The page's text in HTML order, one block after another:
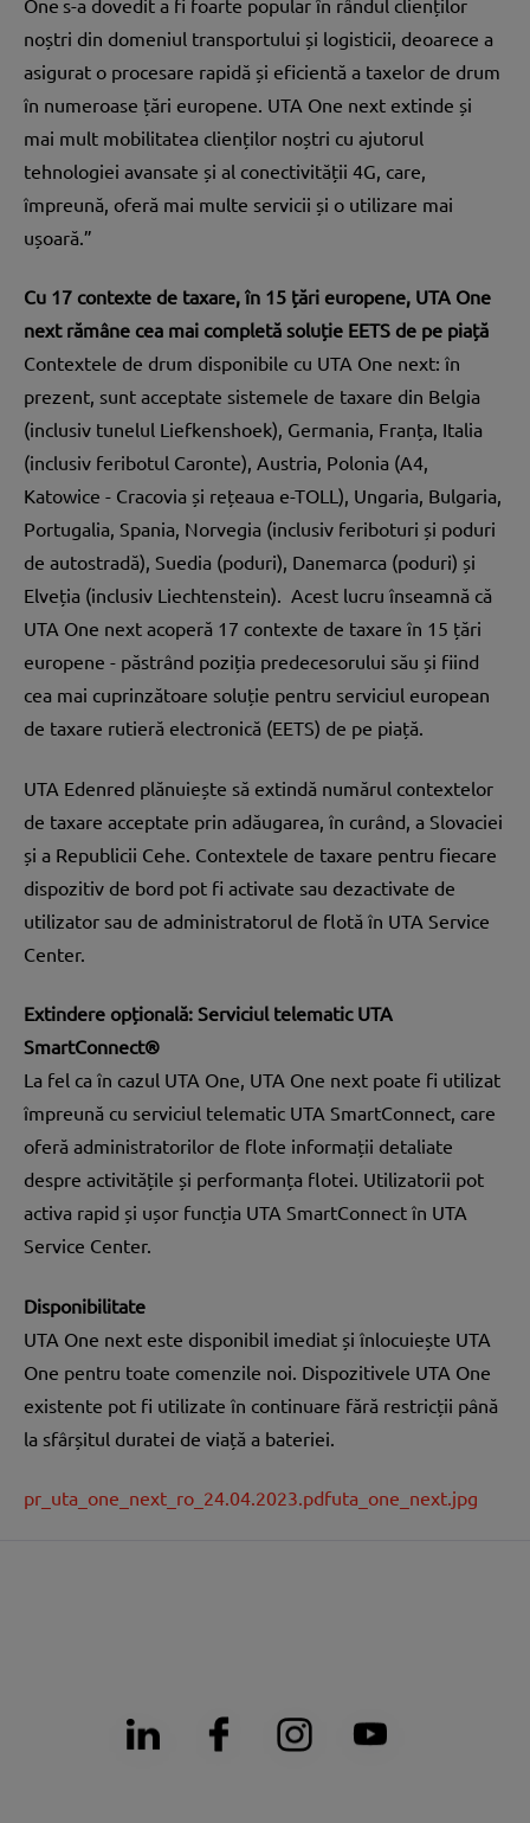
noștri din domeniul transportului și logisticii, deoarece a
asigurat o procesare rapidă și eficientă a taxelor de drum
în numeroase țări europene. UTA One next extinde și
mai mult mobilitatea clienților noștri cu ajutorul
tehnologiei avansate și al conectivității 4G, care,
împreună, oferă mai multe servicii și o utilizare mai
ușoară.”
Cu 17 contexte de taxare, în 15 țări europene, UTA One
next rămâne cea mai completă soluție EETS de pe piață
Contextele de drum disponibile cu UTA One next: în
prezent, sunt acceptate sistemele de taxare din Belgia
(inclusiv tunelul Liefkenshoek), Germania, Franța, Italia
(inclusiv feribotul Caronte), Austria, Polonia (A4,
Katowice - Cracovia și rețeaua e-TOLL), Ungaria, Bulgaria,
Portugalia, Spania, Norvegia (inclusiv feriboturi și poduri
de autostradă), Suedia (poduri), Danemarca (poduri) și
Elveția (inclusiv Liechtenstein). Acest lucru înseamnă că
UTA One next acoperă 17 contexte de taxare în 15 țări
europene - păstrând poziția predecesorului său și fiind
cea mai cuprinzătoare soluție pentru serviciul european
de taxare rutieră electronică (EETS) de pe piață.
UTA Edenred plănuiește să extindă numărul contextelor
de taxare acceptate prin adăugarea, în curând, a Slovaciei
și a Republicii Cehe. Contextele de taxare pentru fiecare
dispozitiv de bord pot fi activate sau dezactivate de
utilizator sau de administratorul de flotă în UTA Service
Center.
Extindere opțională: Serviciul telematic UTA
SmartConnect®
La fel ca în cazul UTA One, UTA One next poate fi utilizat
împreună cu serviciul telematic UTA SmartConnect, care
oferă administratorilor de flote informații detaliate
despre activitățile și performanța flotei. Utilizatorii pot
activa rapid și ușor funcția UTA SmartConnect în UTA
Service Center.
Disponibilitate
UTA One next este disponibil imediat și înlocuiește UTA
One pentru toate comenzile noi. Dispozitivele UTA One
existente pot fi utilizate în continuare fără restricții până
la sfârșitul duratei de viață a bateriei.
pr_uta_one_next_ro_24.04.2023.pdfuta_one_next.jpg